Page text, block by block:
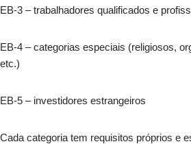
EB-3 – trabalhadores qualificados e
EB-4 – categorias especiais (religiosos,
etc.)
EB-5 – investidores estrangeiros
Cada categoria tem requisitos próprios e